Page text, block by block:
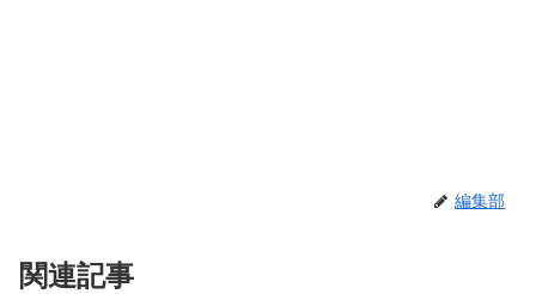
編集部
関連記事